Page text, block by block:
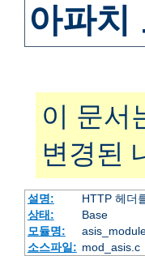
아파
이 문서
변경된
설명:
HTTP 헤더
상태:
Base
모듈명:
소스파일: mod_asis.c